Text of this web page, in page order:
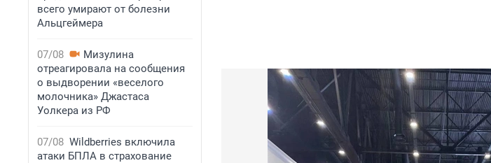
всего умирают от болезни
Альцгеймера
07/08
Мизулина
отреагировала на сообщения
о выдворении «веселого
молочника» Джастаса
Уолкера из РФ
07/08 Wildberries включила
атаки БПЛА в страхование